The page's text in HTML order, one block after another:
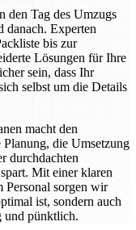
den Tag des Umzugs
danach. Experten
bis zur
Lösungen für Ihre
sein, dass Ihr
selbst um die Details
macht den
die Umsetzung
durchdachten
Mit einer klaren
Personal sorgen wir
ist, sondern auch
und pünktlich.